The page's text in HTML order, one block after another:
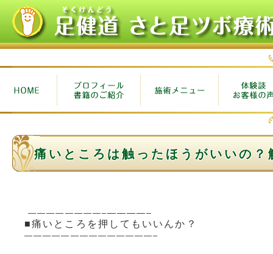
痛いところは触ったほうがいいの
————————–————–
■痛いところを押してもいいんか？
——————————————–